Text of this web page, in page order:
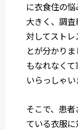
に衣食住の
大きく、調
対してスト
とが分かり
もなれなく
いらっしゃい
そこで、患
ている衣服